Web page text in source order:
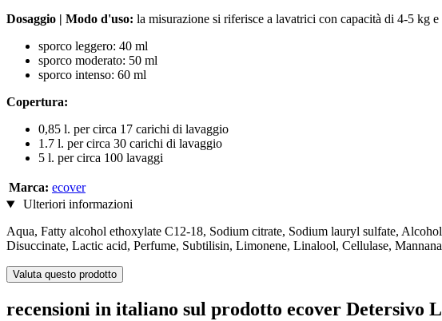
Dosaggio | Modo d'uso: la misurazione si riferisce a lavatrici con capacità di 4-5 kg
sporco leggero: 40 ml
sporco moderato: 50 ml
sporco intenso: 60 ml
Copertura:
0,85 l. per circa 17 carichi di lavaggio
1.7 l. per circa 30 carichi di lavaggio
5 l. per circa 100 lavaggi
Marca: ecover
Ulteriori informazioni
Aqua, Fatty alcohol ethoxylate C12-18, Sodium citrate, Sodium lauryl sulfate,
Disuccinate, Lactic acid, Perfume, Subtilisin, Limonene, Linalool, Cellulase,
Valuta questo prodotto
recensioni in italiano sul prodotto ecover Detersivo